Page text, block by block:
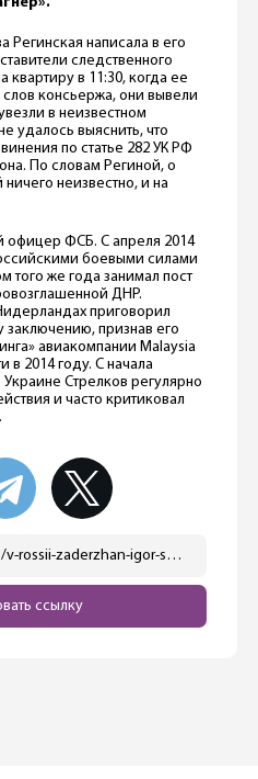
написала в его
следственного
квартиру в 11:30, когда ее
консьержа, они вывели
в неизвестном
удалось выяснить, что
по статье 282 УК РФ
По словам Региной, о
неизвестно, и на
ФСБ. С апреля 2014
боевыми силами
того же года занимал пост
ДНР.
приговорил
заключению, признав его
авиакомпании Malaysia
в 2014 году. С начала
Стрелков регулярно
и часто критиковал
https://ostwest.tv/news/v-rossii-zaderzhan-igor-strelkov/
ссылку